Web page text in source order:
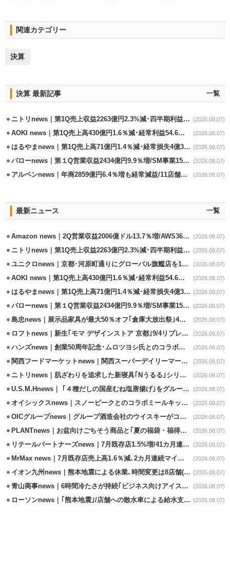
関連カテゴリー
決算
決算 最新記事 一覧
ニトリnews｜第1Q売上収益2263億円2.3%減･四半期利益1.4％減 (2026.08.07)
AOKI news｜第1Q売上高430億円1.6％減･経常利益54.6％減 (2026.08.07)
はるやまnews｜第1Q売上高71億円1.4％減･経常損失4億3800万円 (2026.08.07)
バローnews｜第１Q営業収益2434億円9.9％増/SM事業15.5％増と絶好調 (2026.08.07)
アルペンnews｜年商2859億円6.4％増も経常減益/11店舗出店､4店閉鎖 (2026.08.07)
最新ニュース 一覧
Amazon news｜2Q営業収益2006億ドル13.7％増/AWS36.8％％増が貢献 (2026.08.07)
ニトリnews｜第1Q売上収益2263億円2.3%減･四半期利益1.4％減 (2026.08.07)
ユニクロnews｜京都･河原町通りにグローバル旗艦店を11/6開設 (2026.08.07)
AOKI news｜第1Q売上高430億円1.6％減･経常利益54.6％減 (2026.08.07)
はるやまnews｜第1Q売上高71億円1.4％減･経常損失4億3800万円 (2026.08.07)
バローnews｜第１Q営業収益2434億円9.9％増/SM事業15.5％増と絶好調 (2026.08.07)
島忠news｜展示品家具が最大50％オフ｢倉庫大放出祭｣4店舗限定で開催 (2026.08.07)
ロフトnews｜新生｢モマ デザインストア 京都｣9/4リプレイスオープン (2026.08.07)
ハンズnews｜創業50周年記念･ムロツヨシ氏とのコラボ企画｢ムロハンズ｣開催 (2026.08.07)
関西フードマーケットnews｜関西スーパーデイリーマート蒲生店8/7改装 (2026.08.07)
ニトリnews｜肌ざわりを追求した新寝具｢Nうるる｣シリーズを発売 (2026.08.07)
U.S.M.Hnews｜ ｢４種だしの国産むね塩唐揚げ｣をグループ610店で共同販促 (2026.08.07)
オイシックスnews｜スノーピークとのコラボミールキット8/13発売 (2026.08.07)
OICグループnews｜グループ酒造会社のウイスキーがコンペティション受賞 (2026.08.07)
PLANTnews｜お盆向けごちそう商品と｢夏の福袋・福得カート｣8/8から開催 (2026.08.07)
リテールパートナーズnews｜7月既存店1.5%増/41カ月連続増 (2026.08.07)
MrMax news｜7月既存店売上高1.6％減､2カ月連続マイナス (2026.08.07)
イオン九州news｜熊本地震による休業､時間変更は8店舗(8/7時点) (2026.08.07)
青山商事news｜6時間冷たさが持続｢ビジネス向けアイスベスト｣発売 (2026.08.07)
ローソンnews｜｢熊本地震｣/店舗への散水車による給水支援を開始 (2026.08.07)